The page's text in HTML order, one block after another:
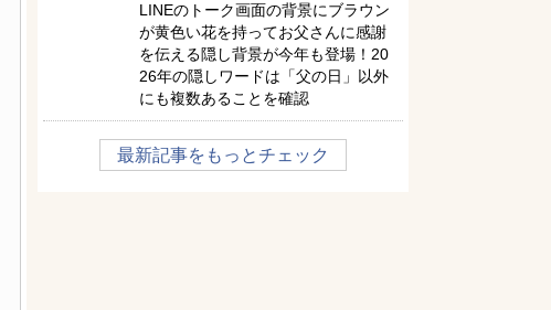
LINEのトーク画面の背景にブラウン
が黄色い花を持ってお父さんに感謝
を伝える隠し背景が今年も登場！20
26年の隠しワードは「父の日」以外
にも複数あることを確認
最新記事をもっとチェック